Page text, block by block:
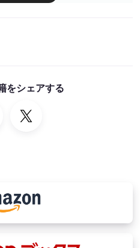
のワードリスト、そして朗読音
をシェアする